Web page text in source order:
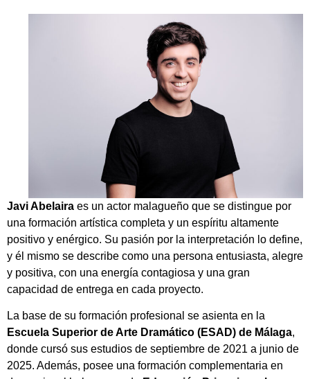
Javi Abelaira es un actor malagueño que se distingue por
una formación artística completa y un espíritu altamente
positivo y enérgico. Su pasión por la interpretación lo define,
y él mismo se describe como una persona entusiasta, alegre
y positiva, con una energía contagiosa y una gran
capacidad de entrega en cada proyecto.
La base de su formación profesional se asienta en la
Escuela Superior de Arte Dramático (ESAD) de Málaga,
donde cursó sus estudios de septiembre de 2021 a junio de
2025. Además, posee una formación complementaria en